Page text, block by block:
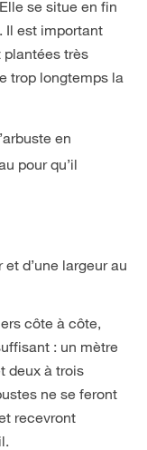
se situe en fin
Il est important
plantées très
trop longtemps la
en
pour qu’il
d’une largeur au
côte à côte,
: un mètre
deux à trois
ne se feront
recevront